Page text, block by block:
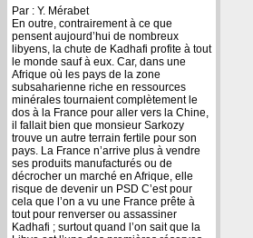
Par : Y. Mérabet
En outre, contrairement à ce que
pensent aujourd’hui de nombreux
libyens, la chute de Kadhafi profite à tout
le monde sauf à eux. Car, dans une
Afrique où les pays de la zone
subsaharienne riche en ressources
minérales tournaient complètement le
dos à la France pour aller vers la Chine,
il fallait bien que monsieur Sarkozy
trouve un autre terrain fertile pour son
pays. La France n’arrive plus à vendre
ses produits manufacturés ou de
décrocher un marché en Afrique, elle
risque de devenir un PSD C’est pour
cela que l’on a vu une France prête à
tout pour renverser ou assassiner
Kadhafi ; surtout quand l’on sait que la